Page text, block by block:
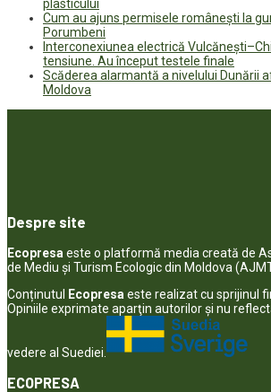
plasticului
Cum au ajuns permisele românești la
Porumbeni
Interconexiunea electrică
tensiune. Au început testele finale
Scăderea alarmantă a nivelului Dunării
Moldova
Despre site
Ecopresa este o platformă media creată de
de Mediu și Turism Ecologic din Moldova
Conținutul Ecopresa este realizat cu sprijinul
Opiniile exprimate aparţin autorilor şi nu
vedere al Suediei.
ECOPRESA